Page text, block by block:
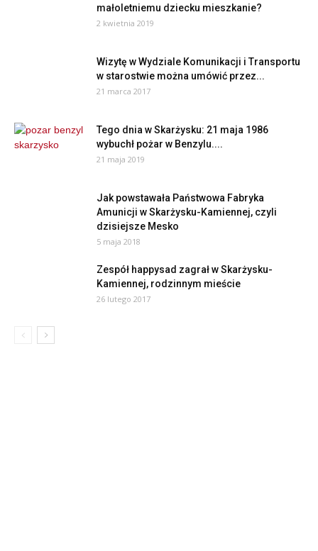
małoletniemu dziecku mieszkanie?
2 kwietnia 2019
Wizytę w Wydziale Komunikacji i Transportu
w starostwie można umówić przez...
21 marca 2017
Tego dnia w Skarżysku: 21 maja 1986
wybuchł pożar w Benzylu....
21 maja 2019
Jak powstawała Państwowa Fabryka
Amunicji w Skarżysku-Kamiennej, czyli
dzisiejsze Mesko
5 maja 2018
Zespół happysad zagrał w Skarżysku-
Kamiennej, rodzinnym mieście
26 lutego 2017